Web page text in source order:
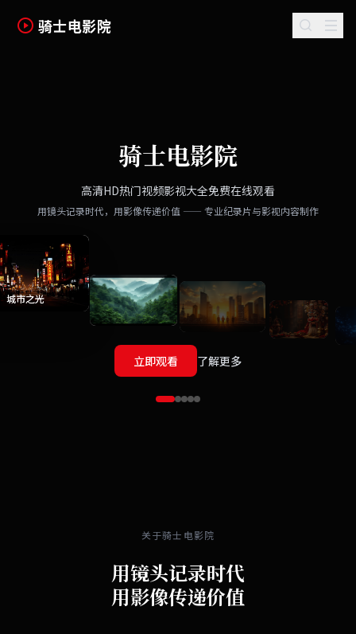
骑士电影院
骑士电影院
高清HD热门视频影视大全免费在线观看
用镜头记录时代，用影像传递价值 —— 专业纪录片与影视内容制作
城市之光
立即观看 了解更多
关于骑士电影院
用镜头记录时代
用影像传递价值